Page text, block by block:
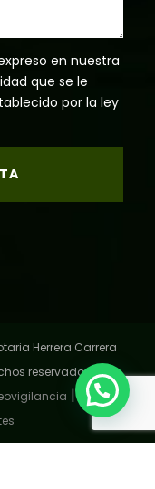
en nuestra
que se le
por la ley
Herrera Carrera
reservados.
| Política